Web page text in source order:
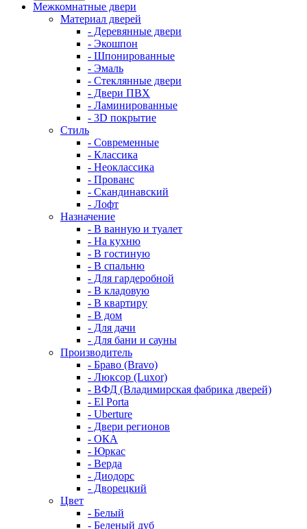
Межкомнатные двери
Материал дверей
- Деревянные двери
- Экошпон
- Шпонированные
- Эмаль
- Стеклянные двери
- Двери ПВХ
- Ламинированные
- 3D покрытие
Стиль
- Современные
- Классика
- Неоклассика
- Прованс
- Скандинавский
- Лофт
Назначение
- В ванную и туалет
- На кухню
- В гостиную
- В спальню
- Для гардеробной
- В кладовую
- В квартиру
- В дом
- Для дачи
- Для бани и сауны
Производитель
- Браво (Bravo)
- Люксор (Luxor)
- ВФД (Владимирская фабрика дверей)
- El Porta
- Uberture
- Двери регионов
- ОКА
- Юркас
- Верда
- Диодорс
- Дворецкий
Цвет
- Белый
- Беленый дуб